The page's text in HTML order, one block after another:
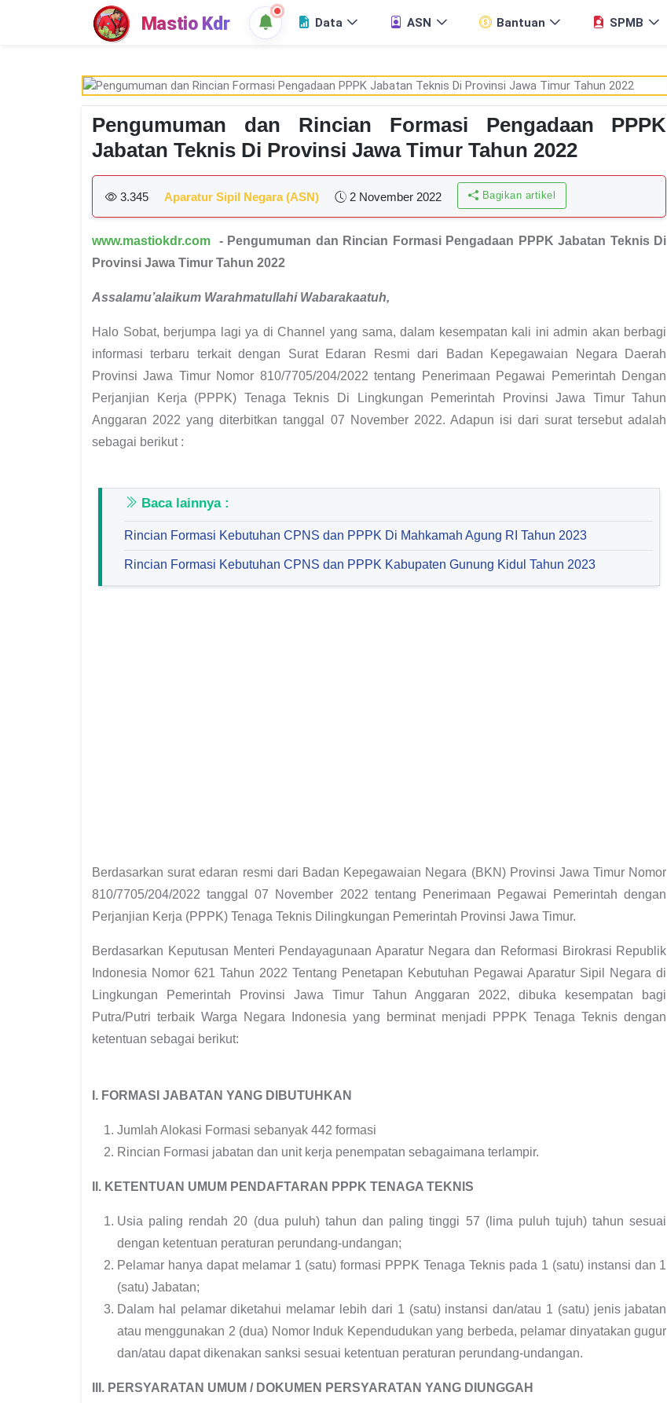
Mastio Kdr Data ASN Bantuan SPMB
Pengumuman dan Rincian Formasi Pengadaan PPPK
Jabatan Teknis Di Provinsi Jawa Timur Tahun 2022
3.345 Aparatur Sipil Negara (ASN) 2 November 2022 Bagikan artikel
www.mastiokdr.com - Pengumuman dan Rincian Formasi Pengadaan PPPK Jabatan Teknis Di
Provinsi Jawa Timur Tahun 2022
Assalamu’alaikum Warahmatullahi Wabarakaatuh,
Halo Sobat, berjumpa lagi ya di Channel yang sama, dalam kesempatan kali ini admin akan berbagi
informasi terbaru terkait dengan Surat Edaran Resmi dari Badan Kepegawaian Negara Daerah
Provinsi Jawa Timur Nomor 810/7705/204/2022 tentang Penerimaan Pegawai Pemerintah Dengan
Perjanjian Kerja (PPPK) Tenaga Teknis Di Lingkungan Pemerintah Provinsi Jawa Timur Tahun
Anggaran 2022 yang diterbitkan tanggal 07 November 2022. Adapun isi dari surat tersebut adalah
sebagai berikut :
Baca lainnya :
Rincian Formasi Kebutuhan CPNS dan PPPK Di Mahkamah Agung RI Tahun 2023
Rincian Formasi Kebutuhan CPNS dan PPPK Kabupaten Gunung Kidul Tahun 2023
Berdasarkan surat edaran resmi dari Badan Kepegawaian Negara (BKN) Provinsi Jawa Timur Nomor
810/7705/204/2022 tanggal 07 November 2022 tentang Penerimaan Pegawai Pemerintah dengan
Perjanjian Kerja (PPPK) Tenaga Teknis Dilingkungan Pemerintah Provinsi Jawa Timur.
Berdasarkan Keputusan Menteri Pendayagunaan Aparatur Negara dan Reformasi Birokrasi Republik
Indonesia Nomor 621 Tahun 2022 Tentang Penetapan Kebutuhan Pegawai Aparatur Sipil Negara di
Lingkungan Pemerintah Provinsi Jawa Timur Tahun Anggaran 2022, dibuka kesempatan bagi
Putra/Putri terbaik Warga Negara Indonesia yang berminat menjadi PPPK Tenaga Teknis dengan
ketentuan sebagai berikut:
I. FORMASI JABATAN YANG DIBUTUHKAN
Jumlah Alokasi Formasi sebanyak 442 formasi
Rincian Formasi jabatan dan unit kerja penempatan sebagaimana terlampir.
II. KETENTUAN UMUM PENDAFTARAN PPPK TENAGA TEKNIS
Usia paling rendah 20 (dua puluh) tahun dan paling tinggi 57 (lima puluh tujuh) tahun sesuai
dengan ketentuan peraturan perundang-undangan;
Pelamar hanya dapat melamar 1 (satu) formasi PPPK Tenaga Teknis pada 1 (satu) instansi dan 1
(satu) Jabatan;
Dalam hal pelamar diketahui melamar lebih dari 1 (satu) instansi dan/atau 1 (satu) jenis jabatan
atau menggunakan 2 (dua) Nomor Induk Kependudukan yang berbeda, pelamar dinyatakan gugur
dan/atau dapat dikenakan sanksi sesuai ketentuan peraturan perundang-undangan.
III. PERSYARATAN UMUM / DOKUMEN PERSYARATAN YANG DIUNGGAH